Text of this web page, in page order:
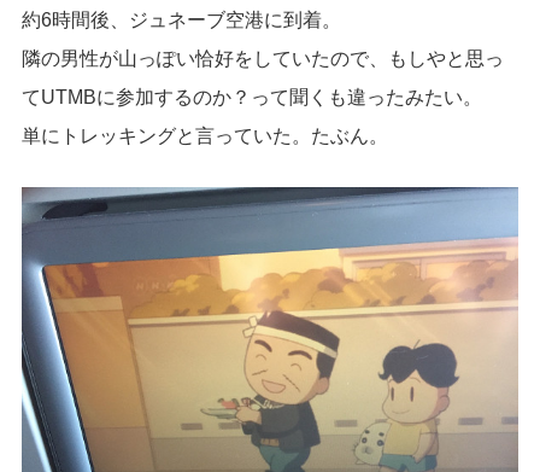
約6時間後、ジュネーブ空港に到着。
隣の男性が山っぽい恰好をしていたので、もしやと思っ
てUTMBに参加するのか？って聞くも違ったみたい。
単にトレッキングと言っていた。たぶん。